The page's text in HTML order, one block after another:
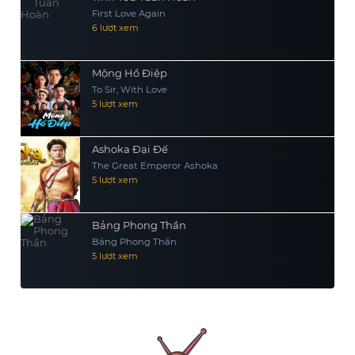
First Love Again
6 lượt xem
Mộng Hồ Điệp
To Sir, With Love
5 lượt xem
Ashoka Đại Đế
The Great Emperor Ashoka
5 lượt xem
Bảng Phong Thần
Bảng Phong Thần
5 lượt xem